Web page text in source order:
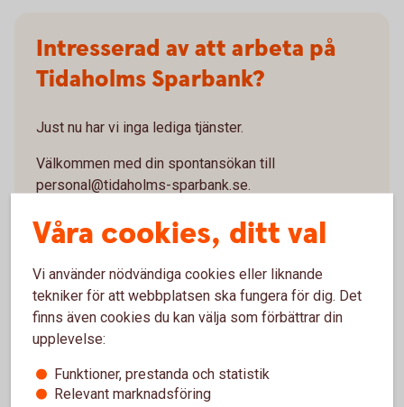
Intresserad av att arbeta på
Tidaholms Sparbank?
Just nu har vi inga lediga tjänster.
Välkommen med din spontansökan till
personal@tidaholms-sparbank.se.
Våra cookies, ditt val
Vi använder nödvändiga cookies eller liknande
tekniker för att webbplatsen ska fungera för dig. Det
finns även cookies du kan välja som förbättrar din
upplevelse:
Funktioner, prestanda och statistik
Relevant marknadsföring